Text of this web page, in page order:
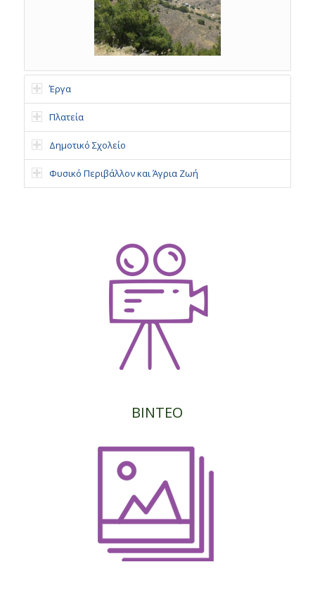
Έργα
Πλατεία
Δημοτικό Σχολείο
Φυσικό Περιβάλλον και Άγρια Ζωή
ΒΙΝΤΕΟ